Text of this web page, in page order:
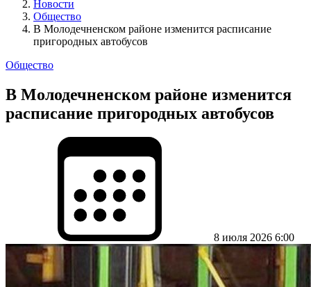
Новости
Общество
В Молодечненском районе изменится расписание
пригородных автобусов
Общество
В Молодечненском районе изменится
расписание пригородных автобусов
8 июля 2026 6:00